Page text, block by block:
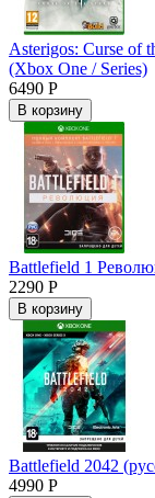
Asterigos: Curse of
(Xbox One / Series)
6490 Р
В корзину
Battlefield 1
2290 Р
В корзину
Battlefield 2042
4990 Р